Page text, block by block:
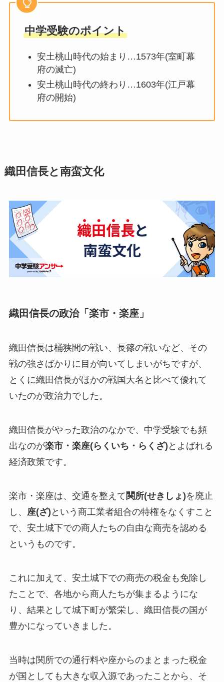
中学受験のポイント
安土桃山時代の始まり…1573年(室町幕
府の滅亡)
安土桃山時代の終わり…1603年(江戸幕
府の開始)
織田信長と南蛮文化
織田信長の政治「楽市・楽座」
織田信長は桶狭間の戦い、長篠の戦いなど、その
戦の強さばかりに目が向いてしまいがちですが、
とくに織田信長がほかの戦国大名と比べて優れて
いたのが政治力でした。
織田信長がやった政治のなかで、中学受験でも頻
出なのが楽市・楽座(らくいち・らくざ) とよばれる
経済政策です。
楽市・楽座は、交通を整えて 関所(せきしょ)を廃止
し、
座(ざ) という商工業者組合の特権をなくすこと
で、安土城下での商人たちの自由な商売を認める
というものです。
これに加えて、安土城下での商売の税金も免除し
たことで、各地から商人たちが集まるようにな
り、結果として城下町が繁栄し、織田信長の国が
豊かになっていきました。
当時は関所での通行料や座からのまとまった税金
が国としても大きな収入源であったことから、そ